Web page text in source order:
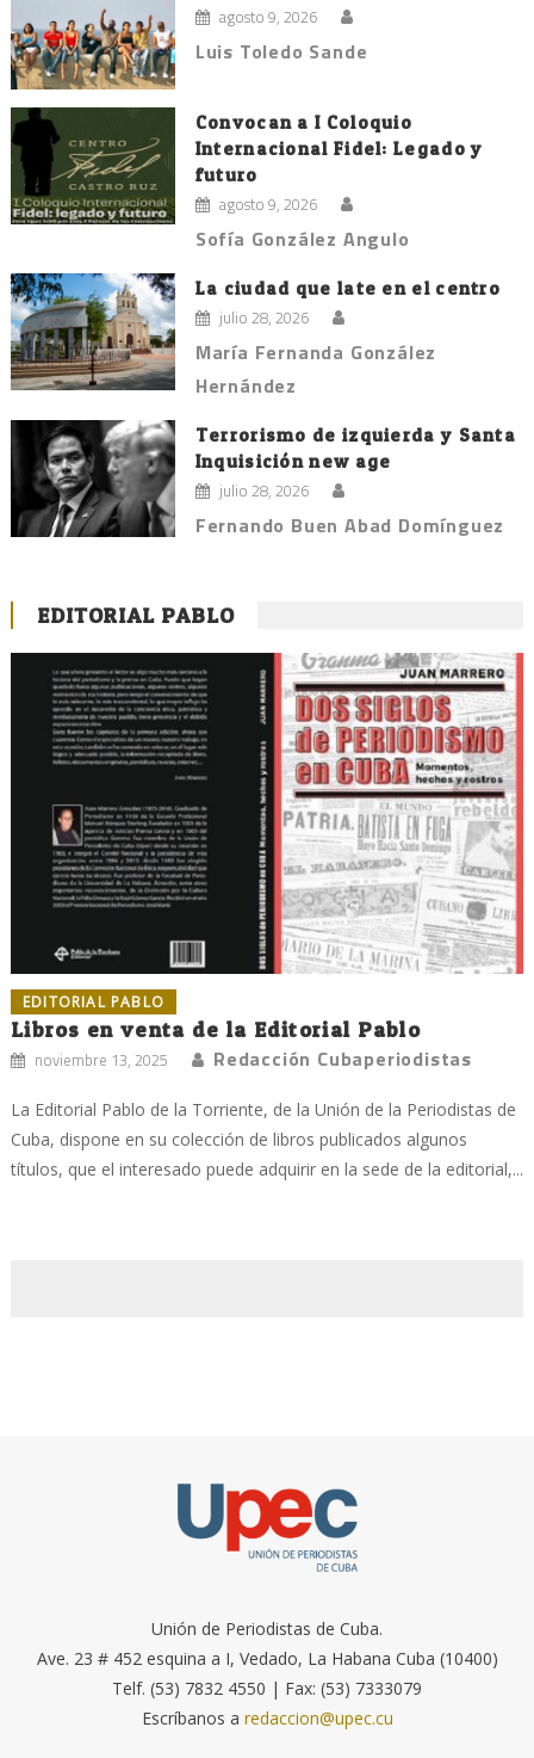
agosto 9, 2026
Luis Toledo Sande
Convocan a I Coloquio
Internacional Fidel: Legado y
futuro
agosto 9, 2026
Sofía González Angulo
La ciudad que late en el centro
julio 28, 2026
María Fernanda González
Hernández
Terrorismo de izquierda y Santa
Inquisición new age
julio 28, 2026
Fernando Buen Abad Domínguez
EDITORIAL PABLO
EDITORIAL PABLO
Libros en venta de la Editorial Pablo
noviembre 13, 2025 Redacción Cubaperiodistas
La Editorial Pablo de la Torriente, de la Unión de la Periodistas de
Cuba, dispone en su colección de libros publicados algunos
títulos, que el interesado puede adquirir en la sede de la editorial,...
Unión de Periodistas de Cuba.
Ave. 23 # 452 esquina a I, Vedado, La Habana Cuba (10400)
Telf. (53) 7832 4550 | Fax: (53) 7333079
Escríbanos a redaccion@upec.cu